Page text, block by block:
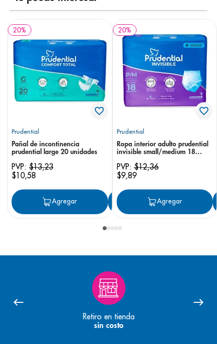
20%
Prudential
Pañal de incontinencia
prudential large 20 unidades
PVP: $13,23
$10,58
Agregar Agregar
20%
Prudential
Ropa interior adulto prudential
invisible small/medium 18
PVP:$12,36
$9,89
Agregar
Retiro en tienda
sin costo